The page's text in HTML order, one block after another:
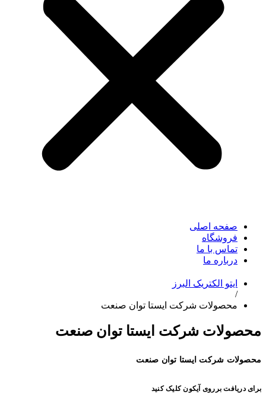
صفحه اصلی
فروشگاه
تماس با ما
درباره ما
ایتو الکتریک البرز
/
محصولات شرکت ایستا توان صنعت
محصولات شرکت ایستا توان صنعت
محصولات شرکت ایستا توان صنعت
برای دریافت برروی آیکون کلیک کنید